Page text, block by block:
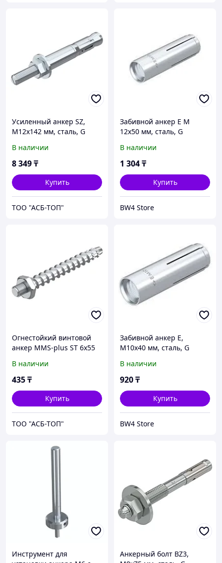
Усиленный анкер SZ,
M12x142 мм, сталь, G
В наличии
8 349₸
Купить
ТОО "АСБ-ТОП"
Забивной анкер E M
12x50 мм, сталь, G
В наличии
1 304₸
Купить
BW4 Store
Огнестойкий винтовой
анкер MMS-plus ST 6x55
В наличии
435₸
Купить
ТОО "АСБ-ТОП"
Забивной анкер E,
M10x40 мм, сталь, G
В наличии
920₸
Купить
BW4 Store
Инструмент для
Анкерный болт BZ3,